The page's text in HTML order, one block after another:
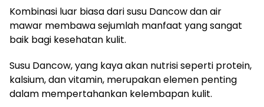
Kombinasi luar biasa dari susu Dancow dan air
mawar membawa sejumlah manfaat yang sangat
baik bagi kesehatan kulit.
Susu Dancow, yang kaya akan nutrisi seperti protein,
kalsium, dan vitamin, merupakan elemen penting
dalam mempertahankan kelembapan kulit.